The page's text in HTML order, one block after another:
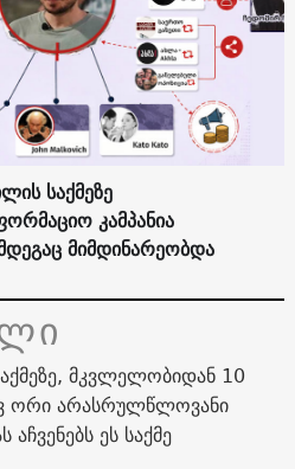
საქმეზე
კამპანია
მიმდინარეობდა
მკვლელობიდან 10
ორი არასრულწლოვანი
ეს საქმე